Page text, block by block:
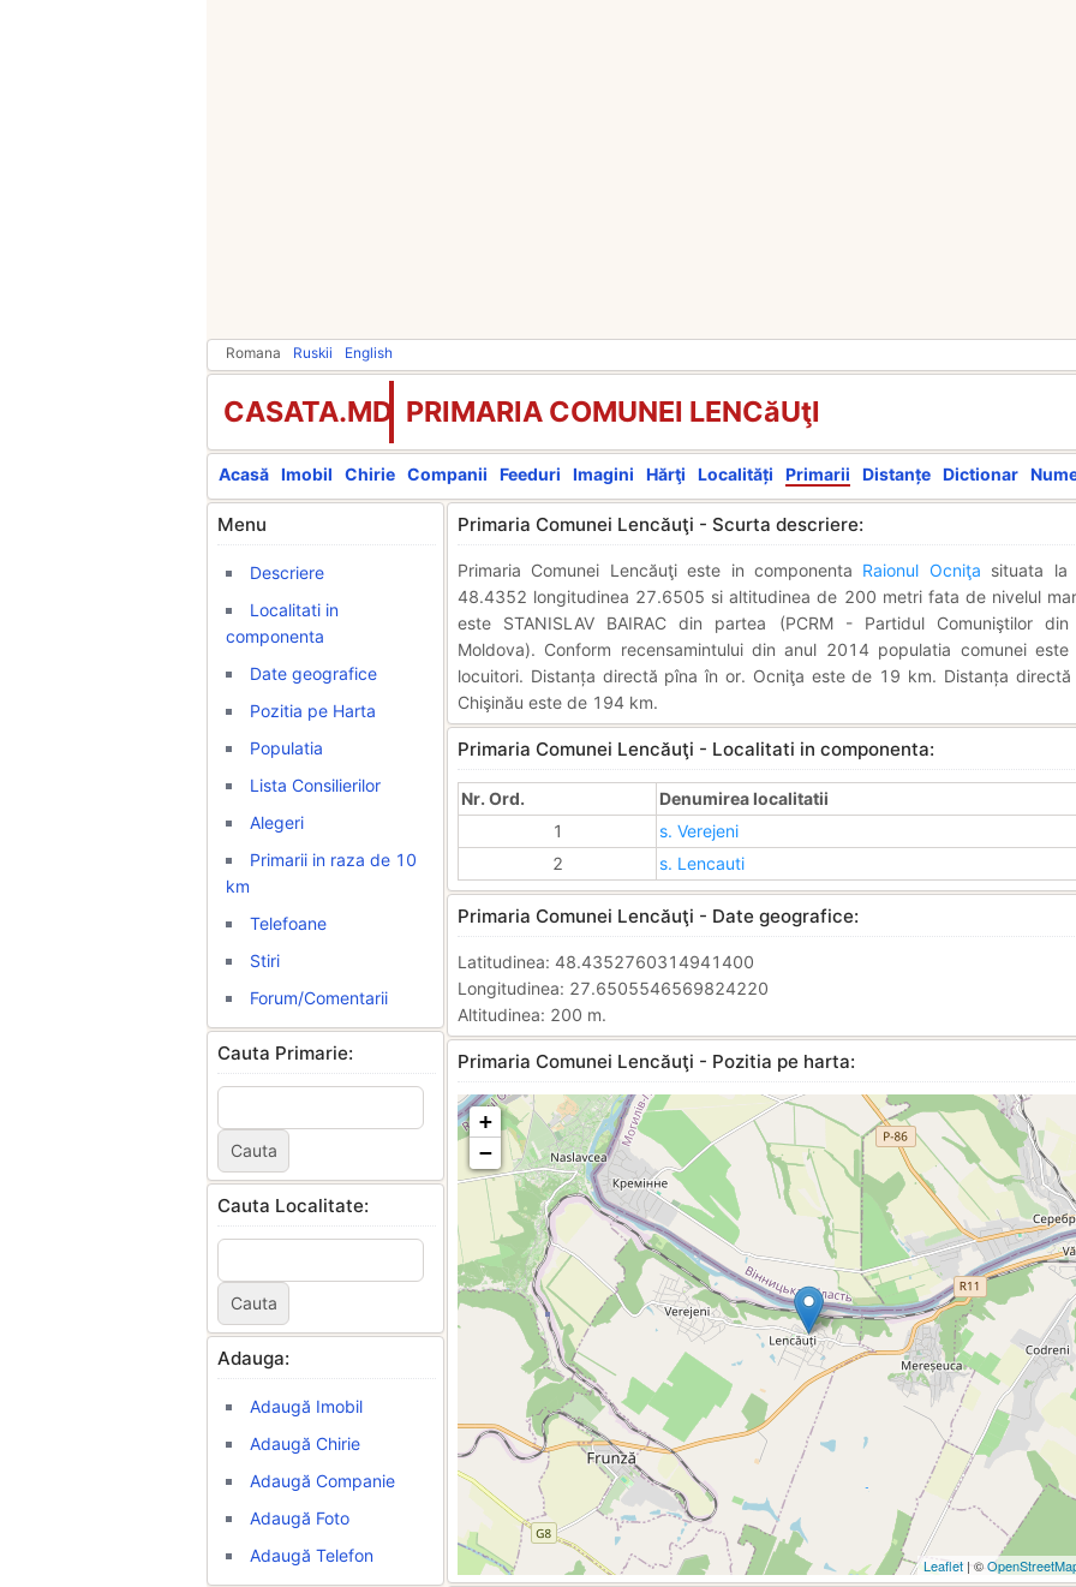
Romana Ruskii English
CASATA.MD PRIMARIA COMUNEI LENCăUţI
Acasă Imobil Chirie Companii Feeduri Imagini Hărţi Localități Primarii Distanțe Dictionar
Menu
Descriere
Localitati in
componenta
Date geografice
Pozitia pe Harta
Populatia
Lista Consilierilor
Alegeri
Primarii in raza de 10
km
Telefoane
Stiri
Forum/Comentarii
Cauta Primarie:
Cauta Localitate:
Adauga:
Adaugă Imobil
Adaugă Chirie
Adaugă Companie
Adaugă Foto
Adaugă Telefon
Primaria Comunei Lencăuţi - Scurta descriere:
Primaria Comunei Lencăuţi este in componenta Raionul Ocniţa situata la
48.4352 longitudinea 27.6505 si altitudinea de 200 metri fata de nivelul
este STANISLAV BAIRAC din partea (PCRM - Partidul Comuniştilor din
Moldova). Conform recensamintului din anul 2014 populatia comunei
locuitori. Distanța directă pîna în or. Ocniţa este de 19 km. Distanța directă
Chişinău este de 194 km.
Primaria Comunei Lencăuţi - Localitati in componenta:
Nr. Ord.
Denumirea localitatii
1
s. Verejeni
2
s. Lencauti
Primaria Comunei Lencăuţi - Date geografice:
Latitudinea: 48.4352760314941400
Longitudinea: 27.6505546569824220
Altitudinea: 200 m.
Primaria Comunei Lencăuţi - Pozitia pe harta:
+
−
Leaflet | ©